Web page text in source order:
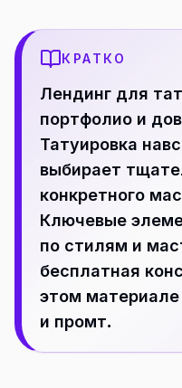
КРАТКО
Лендинг для
портфолио и
Татуировка
выбирает
конкретного
Ключевые
по стилям и
бесплатная
этом
и промт.